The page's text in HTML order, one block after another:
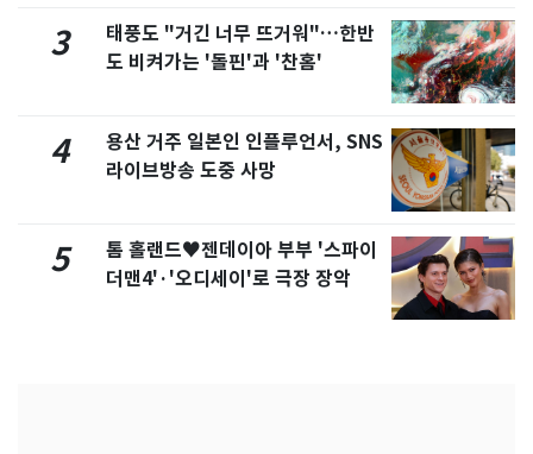
3
태풍도 "거긴 너무 뜨거워"…한반
도 비켜가는 '돌핀'과 '찬홈'
4
용산 거주 일본인 인플루언서, SNS
라이브방송 도중 사망
5
톰 홀랜드♥젠데이아 부부 '스파이
더맨4'·'오디세이'로 극장 장악